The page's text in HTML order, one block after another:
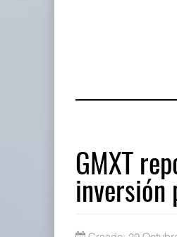
GMXT
inversión